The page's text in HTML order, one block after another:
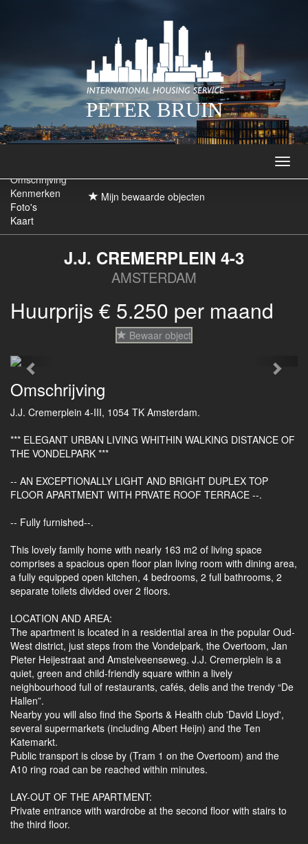
PETER BRUIN
Mijn bewaarde objecten
Omschrijving
Kenmerken
Foto's
Kaart
J.J. CREMERPLEIN 4-3
AMSTERDAM
Huurprijs € 5.250 per maand
Bewaar object
Previous Next
Omschrijving
J.J. Cremerplein 4-III, 1054 TK Amsterdam.
*** ELEGANT URBAN LIVING WHITHIN WALKING DISTANCE OF
THE VONDELPARK ***
-- AN EXCEPTIONALLY LIGHT AND BRIGHT DUPLEX TOP
FLOOR APARTMENT WITH PRVATE ROOF TERRACE --.
-- Fully furnished--.
This lovely family home with nearly 163 m2 of living space
comprises a spacious open floor plan living room with dining area,
a fully equipped open kitchen, 4 bedrooms, 2 full bathrooms, 2
separate toilets divided over 2 floors.
LOCATION AND AREA:
The apartment is located in a residential area in the popular Oud-
West district, just steps from the Vondelpark, the Overtoom, Jan
Pieter Heijestraat and Amstelveenseweg. J.J. Cremerplein is a
quiet, green and child-friendly square within a lively
neighbourhood full of restaurants, cafés, delis and the trendy “De
Hallen”.
Nearby you will also find the Sports & Health club 'David Lloyd',
several supermarkets (including Albert Heijn) and the Ten
Katemarkt.
Public transport is close by (Tram 1 on the Overtoom) and the
A10 ring road can be reached within minutes.
LAY-OUT OF THE APARTMENT:
Private entrance with wardrobe at the second floor with stairs to
the third floor.